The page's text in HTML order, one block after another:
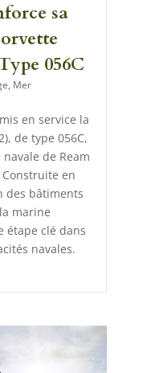
sa
056C
, Mer
en service la
de type 056C,
de Ream
en
des bâtiments
marine
étape clé dans
navales.